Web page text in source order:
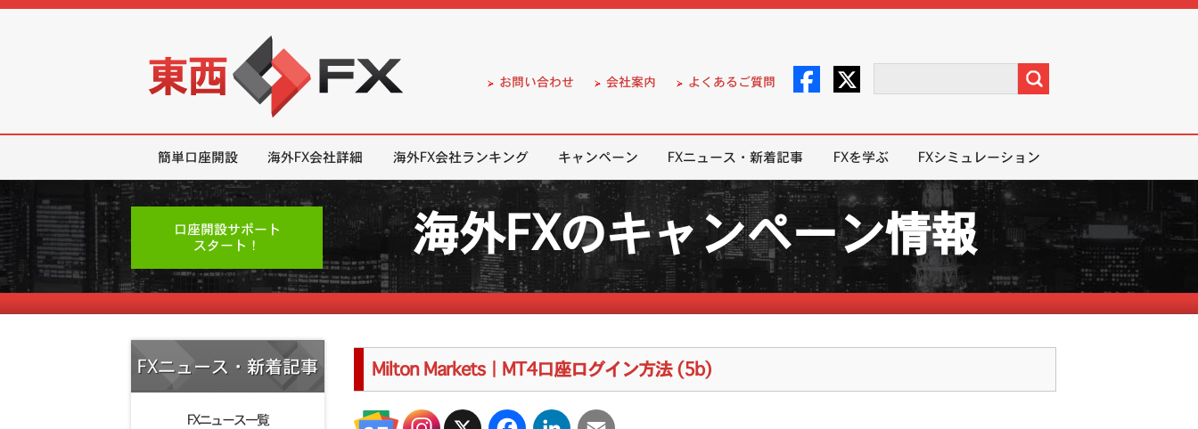
お問い合わせ 会社案内 よくあるご質問
簡単口座開設 海外FX会社詳細 海外FX会社ランキング キャンペーン FXニュース・新着記事 FXを学ぶ FXシミュレーション
口座開設サポート
スタート！
海外FXのキャンペーン情報
FXニュース・新着記事
FXニュース一覧
Milton Markets｜MT4口座ログイン方法 (5b)